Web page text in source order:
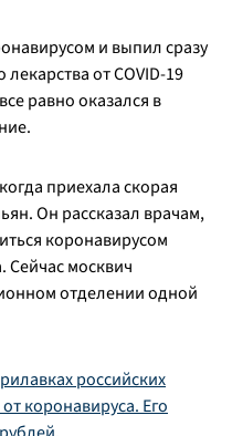
и выпил сразу
от COVID-19
равно оказался в
приехала скорая
Он рассказал врачам,
коронавирусом
Сейчас москвич
отделении одной
российских
коронавируса. Его